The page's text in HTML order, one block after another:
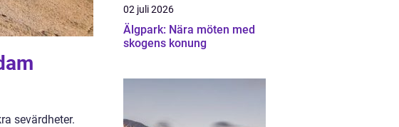
sevärdheter.
02 juli 2026
Älgpark: Nära möten med
skogens konung